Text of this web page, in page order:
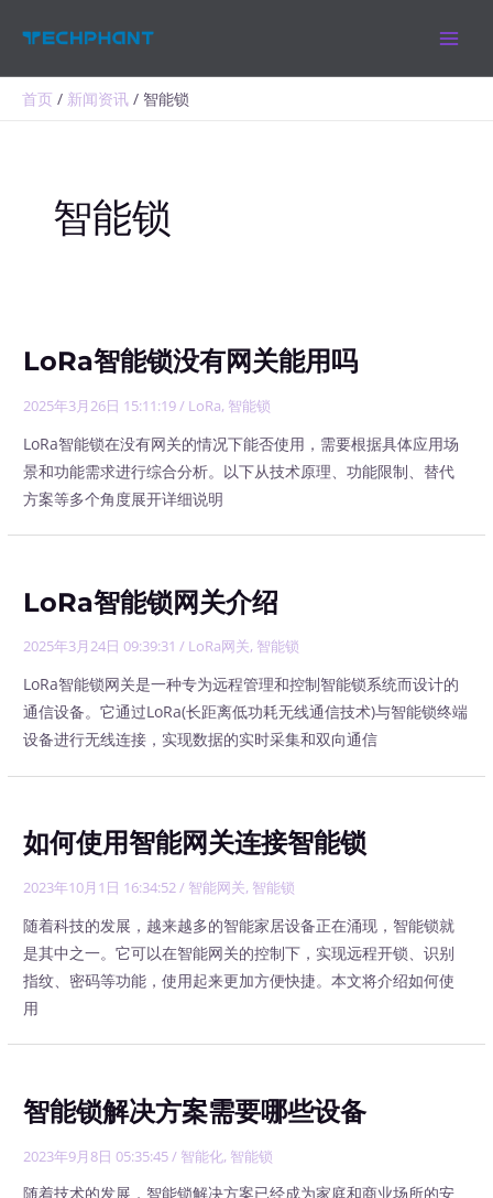
首页 新闻资讯 智能锁
智能锁
LoRa智能锁没有网关能用吗
2025年3月26日 15:11:19/ LoRa, 智能锁
LoRa智能锁在没有网关的情况下能否使用，需要根据具体应用场
景和功能需求进行综合分析。以下从技术原理、功能限制、替代
方案等多个角度展开详细说明
LoRa智能锁网关介绍
2025年3月24日 09:39:31 / LoRa网关, 智能锁
LoRa智能锁网关是一种专为远程管理和控制智能锁系统而设计的
通信设备。它通过LoRa(长距离低功耗无线通信技术)与智能锁终端
设备进行无线连接，实现数据的实时采集和双向通信
如何使用智能网关连接智能锁
2023年10月1日 16:34:52/ 智能网关, 智能锁
随着科技的发展，越来越多的智能家居设备正在涌现，智能锁就
是其中之一。它可以在智能网关的控制下，实现远程开锁、识别
指纹、密码等功能，使用起来更加方便快捷。本文将介绍如何使
用
智能锁解决方案需要哪些设备
2023年9月8日 05:35:45/ 智能化, 智能锁
随着技术的发展，智能锁解决方案已经成为家庭和商业场所的安